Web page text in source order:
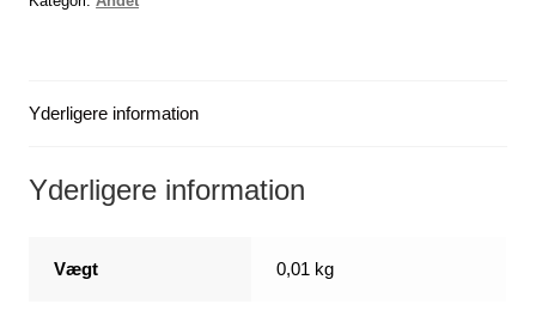
Yderligere information
Yderligere information
Vægt 0,01 kg